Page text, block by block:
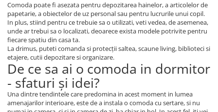
Comoda poate fi asezata pentru depozitarea hainelor, a articolelor de
papetarie, a obiectelor de uz personal sau pentru lucrurile unui copil.
In plus, stiind pentru ce trebuie sa o utilizati, veti vedea, de asemenea,
unde ar trebui sa o localizati, deoarece exista modele potrivite pentru
fiecare spatiu din casa ta.
La drimus, puteti comanda si protecții saltea, scaune living, biblioteci si
etajere, cutii depozitare si organizare.
De ce sa ai o comoda in dormitor
- sfaturi și idei?
Una dintre tendintele care predomina in acest moment in lumea
amenajarilor interioare, este de a instala o comoda cu sertare, si nu